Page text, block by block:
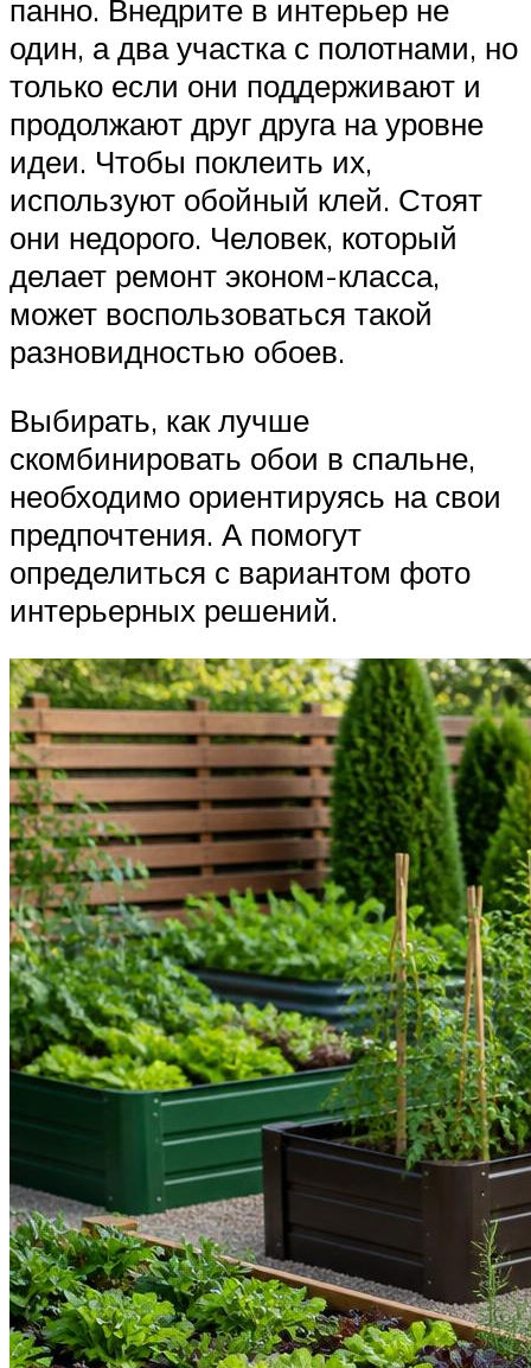
панно. Внедрите в интерьер не
один, а два участка с полотнами, но
только если они поддерживают и
продолжают друг друга на уровне
идеи. Чтобы поклеить их,
используют обойный клей. Стоят
они недорого. Человек, который
делает ремонт эконом-класса,
может воспользоваться такой
разновидностью обоев.
Выбирать, как лучше
скомбинировать обои в спальне,
необходимо ориентируясь на свои
предпочтения. А помогут
определиться с вариантом фото
интерьерных решений.